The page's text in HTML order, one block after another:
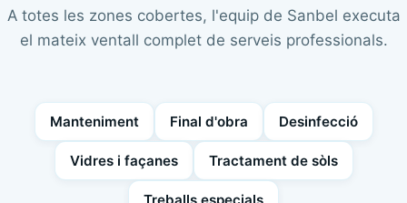
A totes les zones cobertes, l'equip de Sanbel executa
el mateix ventall complet de serveis professionals.
Manteniment Final d'obra Desinfecció
Vidres i façanes Tractament de sòls